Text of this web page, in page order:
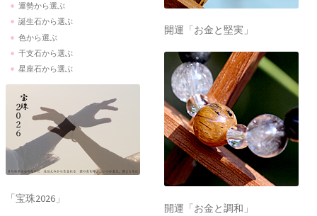
運勢から選ぶ
誕生石から選ぶ
色から選ぶ
干支石から選ぶ
星座石から選ぶ
「宝珠2026」
開運「お金と堅実」
開運「お金と調和」